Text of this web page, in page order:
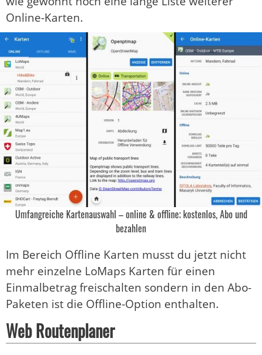
Online-Karten.
Umfangreiche Kartenauswahl – online & offline; kostenlos, Abo und
bezahlen
Im Bereich Offline Karten musst du jetzt nicht
mehr einzelne LoMaps Karten für einen
Einmalbetrag freischalten sondern in den Abo-
Paketen ist die Offline-Option enthalten.
Web Routenplaner